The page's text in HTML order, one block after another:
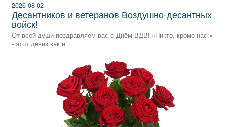
2026-08-02
десантников и ветеранов Воздушно‑десантных
войск!
От всей души поздравляем вас с Днём ВДВ! «Никто, кроме нас!»
- этот девиз как н...